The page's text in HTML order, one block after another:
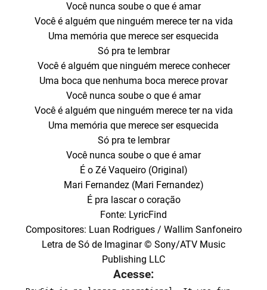
Você nunca soube o que é amar
Você é alguém que ninguém merece ter na vida
Uma memória que merece ser esquecida
Só pra te lembrar
Você é alguém que ninguém merece conhecer
Uma boca que nenhuma boca merece provar
Você nunca soube o que é amar
Você é alguém que ninguém merece ter na vida
Uma memória que merece ser esquecida
Só pra te lembrar
Você nunca soube o que é amar
É o Zé Vaqueiro (Original)
Mari Fernandez (Mari Fernandez)
É pra lascar o coração
Fonte: LyricFind
Compositores: Luan Rodrigues / Wallim Sanfoneiro
Letra de Só de Imaginar © Sony/ATV Music
Publishing LLC
Acesse: